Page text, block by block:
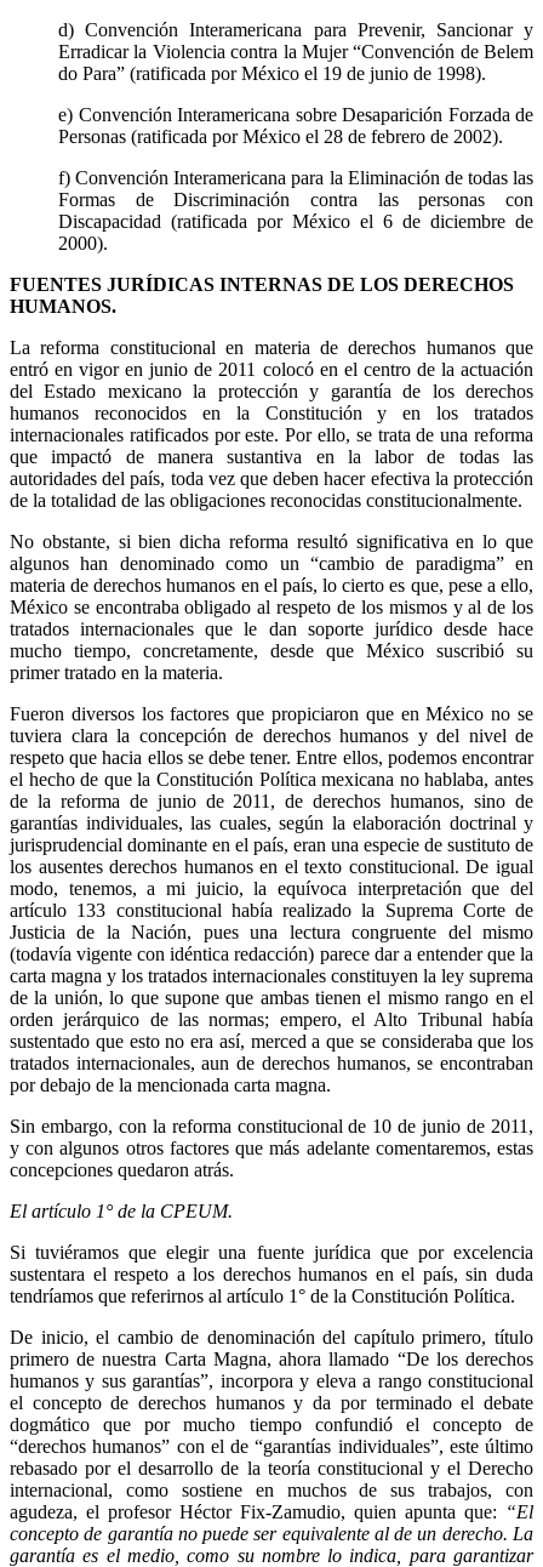
d) Convención Interamericana para Prevenir, Sancionar y
Erradicar la Violencia contra la Mujer “Convención de Belem
do Para” (ratificada por México el 19 de junio de 1998).
e) Convención Interamericana sobre Desaparición Forzada de
Personas (ratificada por México el 28 de febrero de 2002).
f) Convención Interamericana para la Eliminación de todas las
Formas de Discriminación contra las personas con
Discapacidad (ratificada por México el 6 de diciembre de
2000).
FUENTES JURÍDICAS INTERNAS DE LOS DERECHOS
HUMANOS.
La reforma constitucional en materia de derechos humanos que
entró en vigor en junio de 2011 colocó en el centro de la actuación
del Estado mexicano la protección y garantía de los derechos
humanos reconocidos en la Constitución y en los tratados
internacionales ratificados por este. Por ello, se trata de una reforma
que impactó de manera sustantiva en la labor de todas las
autoridades del país, toda vez que deben hacer efectiva la protección
de la totalidad de las obligaciones reconocidas constitucionalmente.
No obstante, si bien dicha reforma resultó significativa en lo que
algunos han denominado como un “cambio de paradigma” en
materia de derechos humanos en el país, lo cierto es que, pese a ello,
México se encontraba obligado al respeto de los mismos y al de los
tratados internacionales que le dan soporte jurídico desde hace
mucho tiempo, concretamente, desde que México suscribió su
primer tratado en la materia.
Fueron diversos los factores que propiciaron que en México no se
tuviera clara la concepción de derechos humanos y del nivel de
respeto que hacia ellos se debe tener. Entre ellos, podemos encontrar
el hecho de que la Constitución Política mexicana no hablaba, antes
de la reforma de junio de 2011, de derechos humanos, sino de
garantías individuales, las cuales, según la elaboración doctrinal y
jurisprudencial dominante en el país, eran una especie de sustituto de
los ausentes derechos humanos en el texto constitucional. De igual
modo, tenemos, a mi juicio, la equívoca interpretación que del
artículo 133 constitucional había realizado la Suprema Corte de
Justicia de la Nación, pues una lectura congruente del mismo
(todavía vigente con idéntica redacción) parece dar a entender que la
carta magna y los tratados internacionales constituyen la ley suprema
de la unión, lo que supone que ambas tienen el mismo rango en el
orden jerárquico de las normas; empero, el Alto Tribunal había
sustentado que esto no era así, merced a que se consideraba que los
tratados internacionales, aun de derechos humanos, se encontraban
por debajo de la mencionada carta magna.
Sin embargo, con la reforma constitucional de 10 de junio de 2011,
y con algunos otros factores que más adelante comentaremos, estas
concepciones quedaron atrás.
El artículo 1° de la CPEUM.
Si tuviéramos que elegir una fuente jurídica que por excelencia
sustentara el respeto a los derechos humanos en el país, sin duda
tendríamos que referirnos al artículo 1° de la Constitución Política.
De inicio, el cambio de denominación del capítulo primero, título
primero de nuestra Carta Magna, ahora llamado “De los derechos
humanos y sus garantías”, incorpora y eleva a rango constitucional
el concepto de derechos humanos y da por terminado el debate
dogmático que por mucho tiempo confundió el concepto de
“derechos humanos” con el de “garantías individuales”, este último
rebasado por el desarrollo de la teoría constitucional y el Derecho
internacional, como sostiene en muchos de sus trabajos, con
agudeza, el profesor Héctor Fix-Zamudio, quien apunta que: “El
concepto de garantía no puede ser equivalente al de un derecho. La
garantía es el medio, como su nombre lo indica, para garantizar